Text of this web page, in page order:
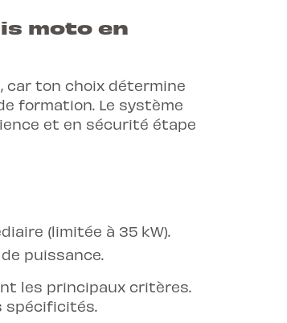
moto en
car ton choix détermine
formation. Le système
et en sécurité étape
(limitée à 35 kW).
puissance.
les principaux critères.
spécificités.